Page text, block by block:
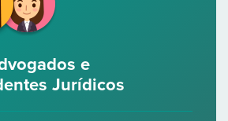
e
Jurídicos